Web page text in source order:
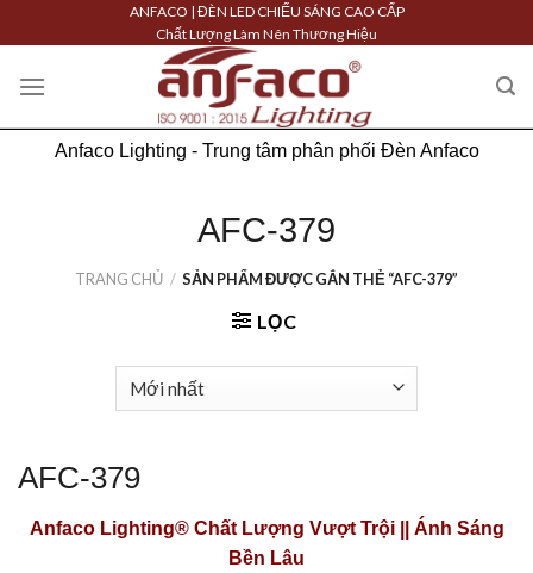
to
content
ANFACO | ĐÈN LED CHIẾU SÁNG CAO CẤP
Chất Lượng Làm Nên Thương Hiệu
Anfaco Lighting - Trung tâm phân phối Đèn Anfaco
AFC-379
TRANG CHỦ / SẢN PHẨM ĐƯỢC GẮN THẺ “AFC-379”
LỌC
AFC-379
Anfaco Lighting® Chất Lượng Vượt Trội || Ánh Sáng
Bền Lâu